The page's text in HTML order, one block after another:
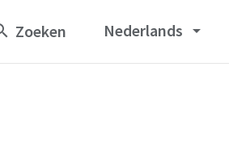
Nederlands arrow_drop_down